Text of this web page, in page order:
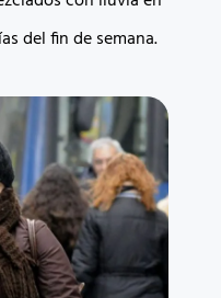
del fin de semana.